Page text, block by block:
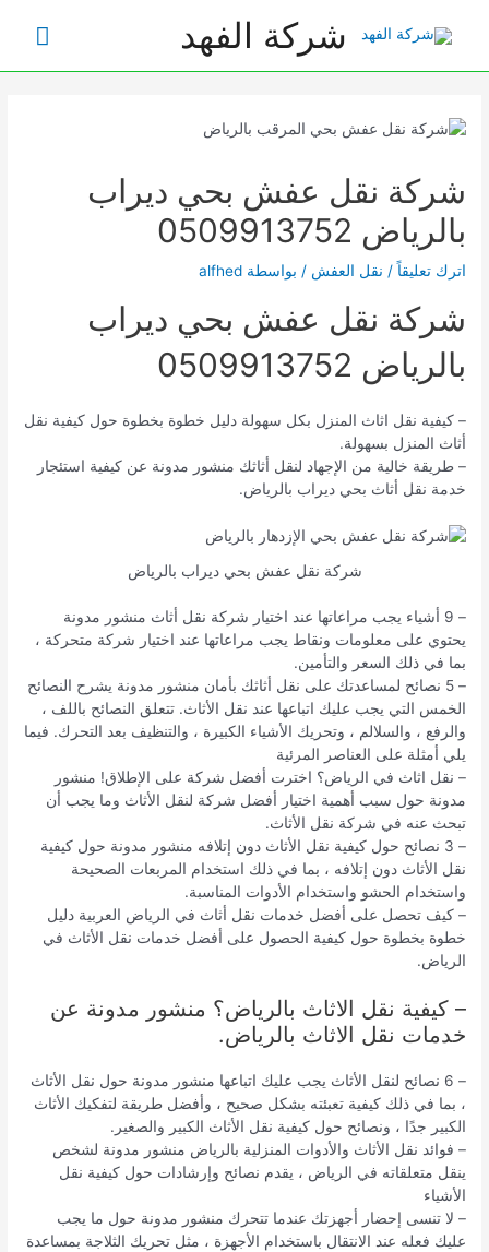
شركة الفهد
شركة نقل عفش بحي ديراب
بالرياض 0509913752
اترك تعليقاً / نقل العفش / بواسطة alfhed
شركة نقل عفش بحي ديراب
بالرياض 0509913752
– كيفية نقل اثاث المنزل بكل سهولة دليل خطوة بخطوة حول كيفية نقل
أثاث المنزل بسهولة.
– طريقة خالية من الإجهاد لنقل أثاثك منشور مدونة عن كيفية استئجار
خدمة نقل أثاث بحي ديراب بالرياض.
شركة نقل عفش بحي ديراب بالرياض
– 9 أشياء يجب مراعاتها عند اختيار شركة نقل أثاث منشور مدونة
يحتوي على معلومات ونقاط يجب مراعاتها عند اختيار شركة متحركة ،
بما في ذلك السعر والتأمين.
– 5 نصائح لمساعدتك على نقل أثاثك بأمان منشور مدونة يشرح النصائح
الخمس التي يجب عليك اتباعها عند نقل الأثاث. تتعلق النصائح باللف ،
والرفع ، والسلالم ، وتحريك الأشياء الكبيرة ، والتنظيف بعد التحرك. فيما
يلي أمثلة على العناصر المرئية
– نقل اثاث في الرياض؟ اخترت أفضل شركة على الإطلاق! منشور
مدونة حول سبب أهمية اختيار أفضل شركة لنقل الأثاث وما يجب أن
تبحث عنه في شركة نقل الأثاث.
– 3 نصائح حول كيفية نقل الأثاث دون إتلافه منشور مدونة حول كيفية
نقل الأثاث دون إتلافه ، بما في ذلك استخدام المربعات الصحيحة
واستخدام الحشو واستخدام الأدوات المناسبة.
– كيف تحصل على أفضل خدمات نقل أثاث في الرياض العربية دليل
خطوة بخطوة حول كيفية الحصول على أفضل خدمات نقل الأثاث في
الرياض.
– كيفية نقل الاثاث بالرياض؟ منشور مدونة عن
خدمات نقل الاثاث بالرياض.
– 6 نصائح لنقل الأثاث يجب عليك اتباعها منشور مدونة حول نقل الأثاث
، بما في ذلك كيفية تعبئته بشكل صحيح ، وأفضل طريقة لتفكيك الأثاث
الكبير جدًا ، ونصائح حول كيفية نقل الأثاث الكبير والصغير.
– فوائد نقل الأثاث والأدوات المنزلية بالرياض منشور مدونة لشخص
ينقل متعلقاته في الرياض ، يقدم نصائح وإرشادات حول كيفية نقل
الأشياء
– لا تنسى إحضار أجهزتك عندما تتحرك منشور مدونة حول ما يجب
عليك فعله عند الانتقال باستخدام الأجهزة ، مثل تحريك الثلاجة بمساعدة